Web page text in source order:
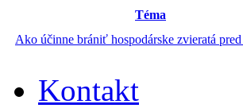
Téma
Ako účinne brániť hospodárske zvieratá pred
Kontakt